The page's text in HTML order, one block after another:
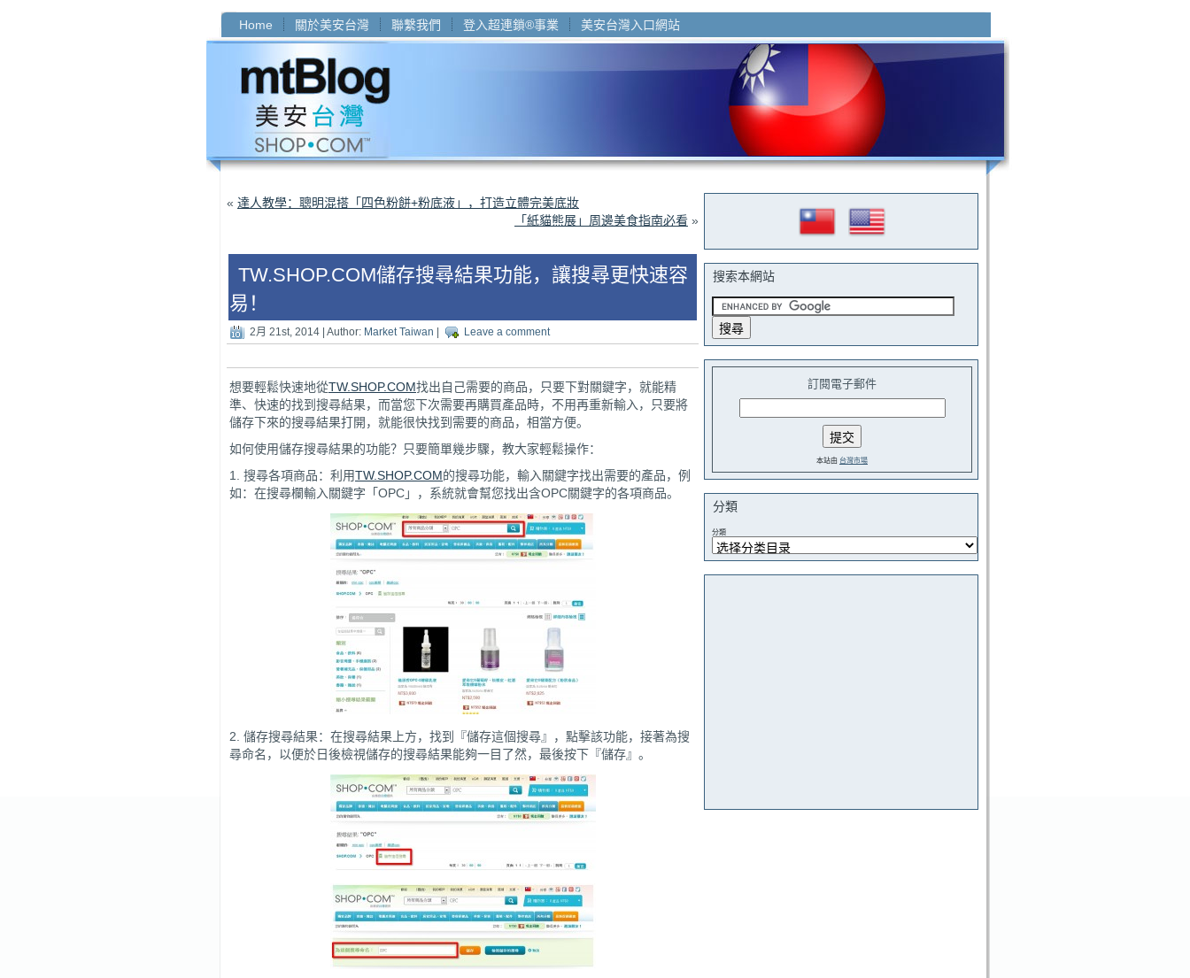
Home 關於美安台灣 聯繫我們 登入超連鎖®事業 美安台灣入口網站
« 達人教學：聰明混搭「四色粉餅+粉底液」，打造立體完美底妝
「紙貓熊展」周邊美食指南必看 »
TW.SHOP.COM儲存搜尋結果功能，讓搜尋更快速容
易！
2月 21st, 2014 | Author: Market Taiwan Leave a comment
想要輕鬆快速地從TW.SHOP.COM找出自己需要的商品，只要下對關鍵字，就能精
準、快速的找到搜尋結果，而當您下次需要再購買產品時，不用再重新輸入，只要將
儲存下來的搜尋結果打開，就能很快找到需要的商品，相當方便。
如何使用儲存搜尋結果的功能？只要簡單幾步驟，教大家輕鬆操作：
1. 搜尋各項商品：利用TW.SHOP.COM的搜尋功能，輸入關鍵字找出需要的產品，例
如：在搜尋欄輸入關鍵字「OPC」，系統就會幫您找出含OPC關鍵字的各項商品。
2. 儲存搜尋結果：在搜尋結果上方，找到『儲存這個搜尋』，點擊該功能，接著為搜
尋命名，以便於日後檢視儲存的搜尋結果能夠一目了然，最後按下『儲存』。
搜索本網站
訂閱電子郵件
本站由 台灣市場
分類
分類